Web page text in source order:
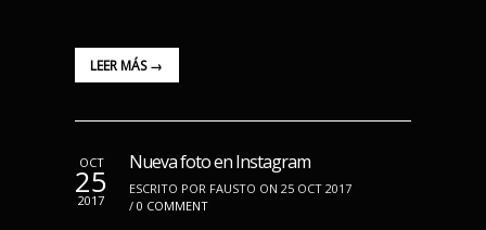
LEER MÁS →
OCT
25
2017
Nueva foto en Instagram
ESCRITO POR FAUSTO ON 25 OCT 2017
/ 0 COMMENT